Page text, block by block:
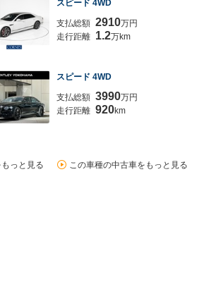
スピード 4WD
支払総額 2910万円
走行距離 1.2万km
スピード 4WD
支払総額 3990万円
走行距離 920km
っと見る この車種の中古車をもっと見る